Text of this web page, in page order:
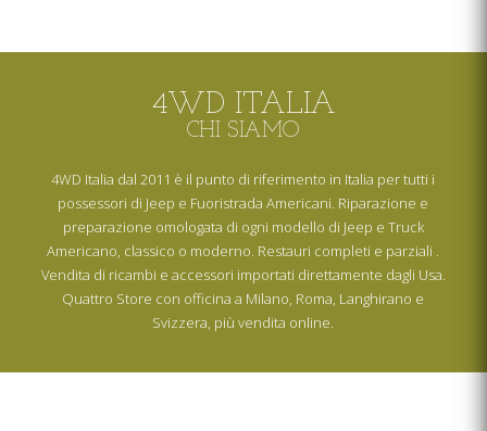
4WD ITALIA
CHI SIAMO
4WD Italia dal 2011 è il punto di riferimento in Italia per tutti i
possessori di Jeep e Fuoristrada Americani. Riparazione e
preparazione omologata di ogni modello di Jeep e Truck
Americano, classico o moderno. Restauri completi e parziali .
Vendita di ricambi e accessori importati direttamente dagli Usa.
Quattro Store con officina a Milano, Roma, Langhirano e
Svizzera, più vendita online.